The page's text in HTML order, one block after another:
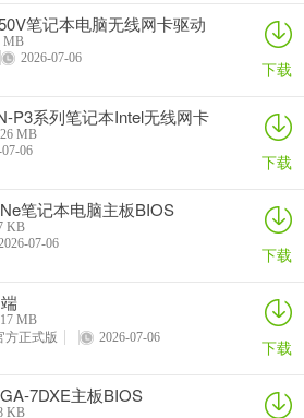
笔记本电脑无线网卡驱动
MB
2026-07-06 下载
P3系列笔记本Intel无线网卡
MB
06
下载
笔记本电脑主板BIOS
KB
07-06 下载
MB
方正式版
2026-07-06 下载
7DXE主板BIOS
KB